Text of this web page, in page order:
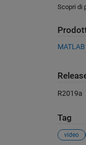
Scopri di
MATLAB
R2019a
Tag
video